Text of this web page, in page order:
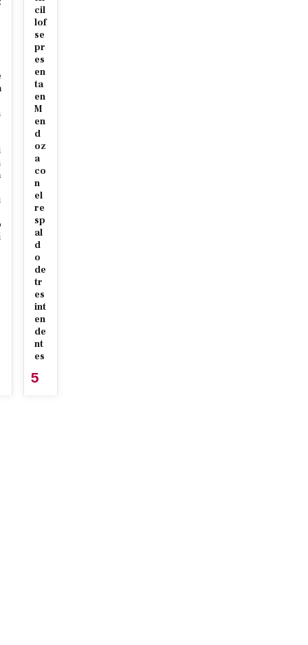
cil
lof
se
pr
es
en
ta
en
M
en
d
oz
a
co
n
el
re
sp
al
d
o
de
tr
es
int
en
de
nt
es
5